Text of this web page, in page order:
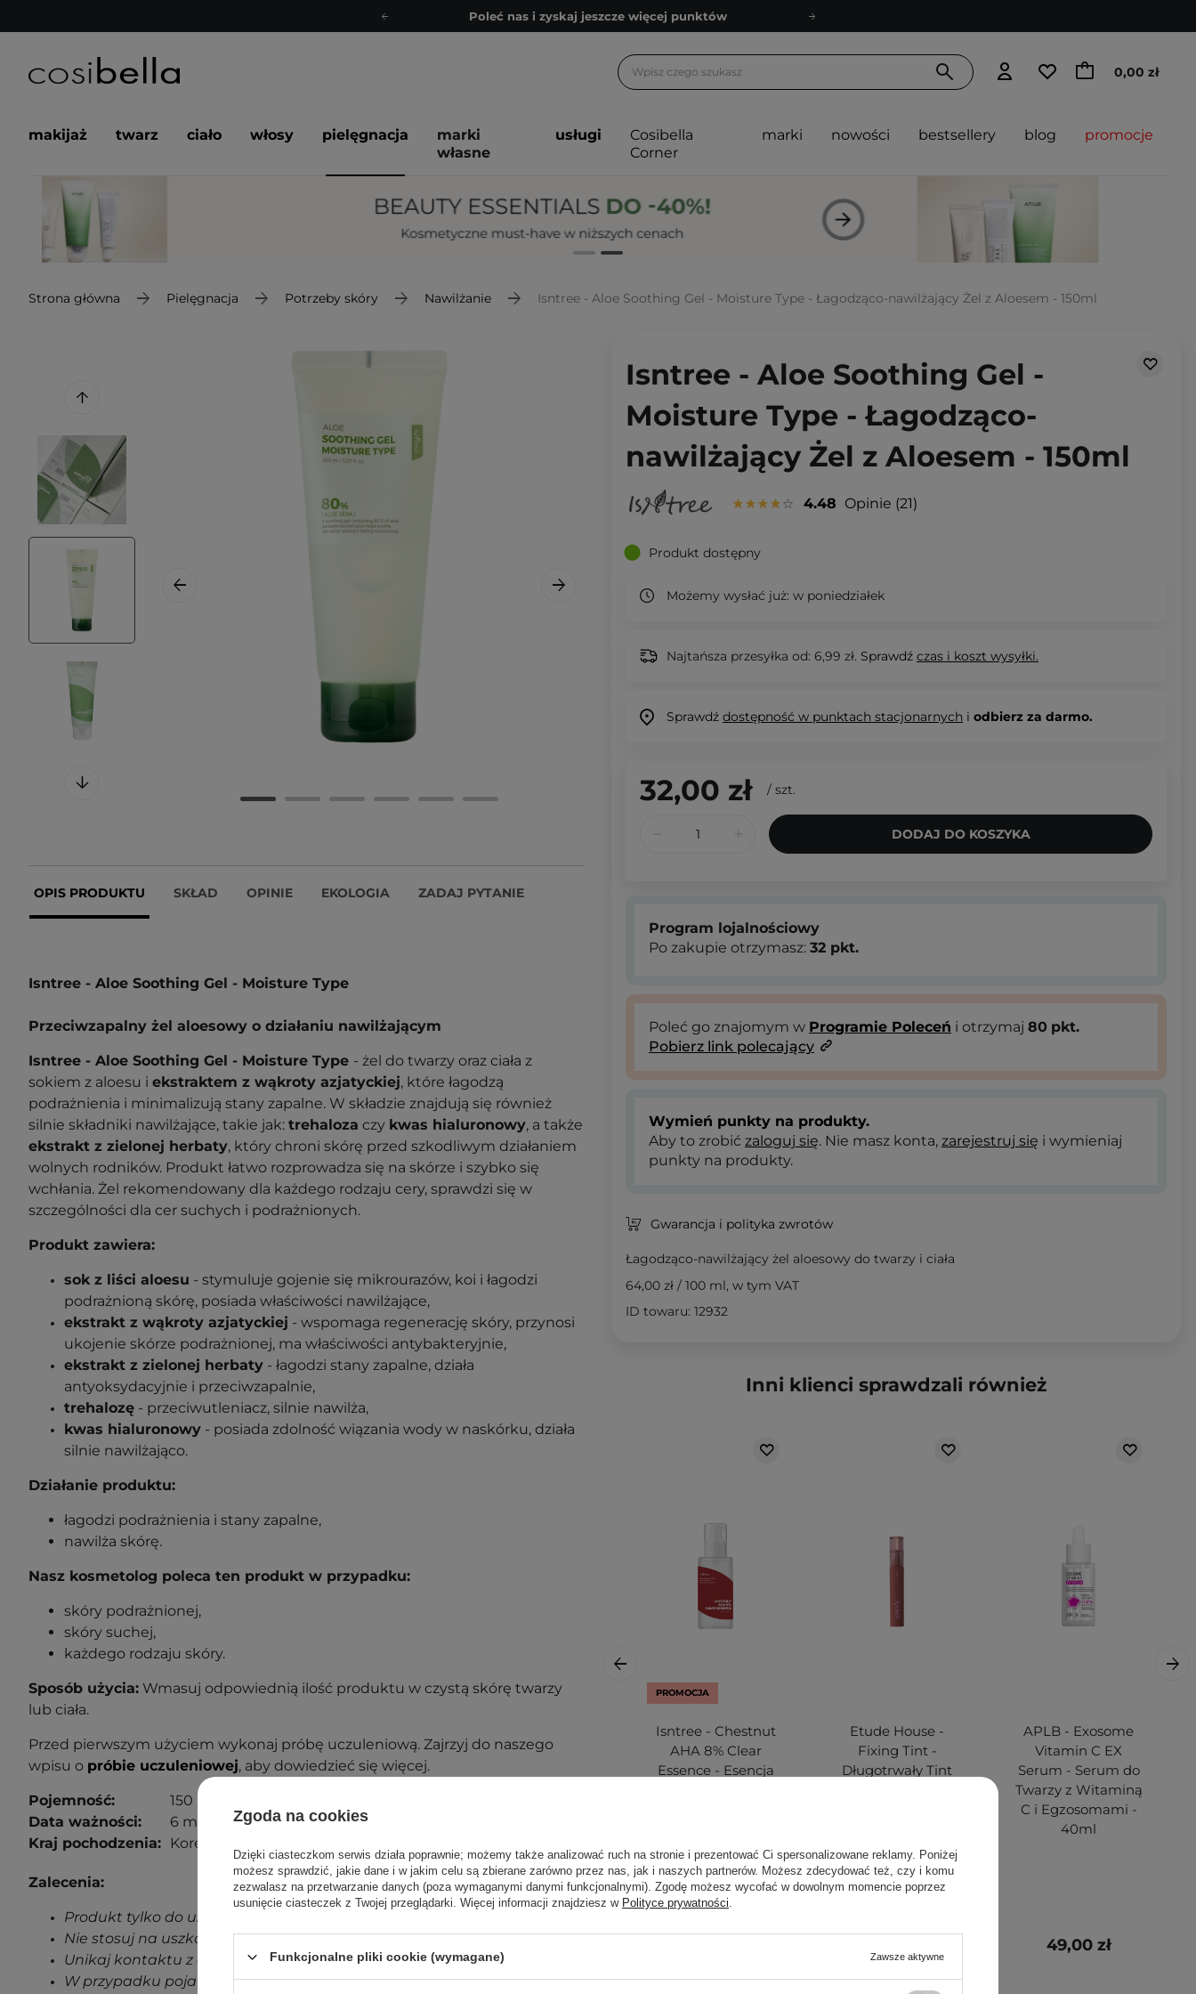
Poleć nas i zyskaj jeszcze więcej punktów
Bezpłatne konsultacje kosmetologiczne
Poleć nas i zyskaj jeszcze więcej punktów
0,00 zł
makijaż twarz ciało włosy pielęgnacja
marki
własne
usługi
Cosibella
Corner
marki nowości bestsellery blog promocje
Strona główna Pielęgnacja Potrzeby skóry Nawilżanie Isntree - Aloe Soothing Gel - Moisture Type - Łagodząco-nawilżający Żel z Aloesem - 150ml
OPIS PRODUKTU SKŁAD OPINIE EKOLOGIA ZADAJ PYTANIE
Isntree - Aloe Soothing Gel - Moisture Type
Przeciwzapalny żel aloesowy o działaniu nawilżającym
Isntree - Aloe Soothing Gel - Moisture Type - żel do twarzy oraz ciała z
sokiem z aloesu i ekstraktem z wąkroty azjatyckiej, które łagodzą
podrażnienia i minimalizują stany zapalne. W składzie znajdują się również
silnie składniki nawilżające, takie jak: trehaloza czy kwas hialuronowy, a także
ekstrakt z zielonej herbaty, który chroni skórę przed szkodliwym działaniem
wolnych rodników. Produkt łatwo rozprowadza się na skórze i szybko się
wchłania. Żel rekomendowany dla każdego rodzaju cery, sprawdzi się w
szczególności dla cer suchych i podrażnionych.
Produkt zawiera:
sok z liści aloesu - stymuluje gojenie się mikrourazów, koi i łagodzi
podrażnioną skórę, posiada właściwości nawilżające,
ekstrakt z wąkroty azjatyckiej - wspomaga regenerację skóry, przynosi
ukojenie skórze podrażnionej, ma właściwości antybakteryjnie,
ekstrakt z zielonej herbaty - łagodzi stany zapalne, działa
antyoksydacyjnie i przeciwzapalnie,
trehalozę - przeciwutleniacz, silnie nawilża,
kwas hialuronowy - posiada zdolność wiązania wody w naskórku, działa
silnie nawilżająco.
Działanie produktu:
łagodzi podrażnienia i stany zapalne,
nawilża skórę.
Nasz kosmetolog poleca ten produkt w przypadku:
skóry podrażnionej,
skóry suchej,
każdego rodzaju skóry.
Sposób użycia: Wmasuj odpowiednią ilość produktu w czystą skórę twarzy
lub ciała.
Przed pierwszym użyciem wykonaj próbę uczuleniową. Zajrzyj do naszego
wpisu o próbie uczuleniowej, aby dowiedzieć się więcej.
Pojemność:
150 ml
Data ważności:
6 miesięcy od otwarcia.
Kraj pochodzenia:
Korea Południowa.
Zalecenia:
Produkt tylko do użytku zewnętrznego.
Nie stosuj na uszkodzoną skórę.
Unikaj kontaktu z oczami.
W przypadku pojawienia się jakichkolwiek oznak podrażnienia,
Isntree - Aloe Soothing Gel -
Moisture Type - Łagodząco-
nawilżający Żel z Aloesem - 150ml
4.48 Opinie 21
Produkt dostępny
Możemy wysłać już: w poniedziałek
Najtańsza przesyłka od: 6,99 zł. Sprawdź czas i koszt wysyłki.
Sprawdź dostępność w punktach stacjonarnych i odbierz za darmo.
32,00 zł / szt.
DODAJ DO KOSZYKA
Program lojalnościowy
Po zakupie otrzymasz: 32 pkt.
Poleć go znajomym w Programie Poleceń i otrzymaj 80 pkt.
Pobierz link polecający
Wymień punkty na produkty.
Aby to zrobić zaloguj się. Nie masz konta, zarejestruj się i wymieniaj
punkty na produkty.
Gwarancja i polityka zwrotów
Łagodząco-nawilżający żel aloesowy do twarzy i ciała
64,00 zł / 100 ml, w tym VAT
ID towaru: 12932
Inni klienci sprawdzali również
PROMOCJA
Isntree - Chestnut
AHA 8% Clear
Essence - Esencja
Glikolowym -
100ml
Etude House -
Fixing Tint -
Długotrwały Tint
APLB - Exosome
Vitamin C EX
Serum - Serum do
Twarzy z Witaminą
C i Egzosomami -
40ml
49,00 zł
Zgoda na cookies
Dzięki ciasteczkom serwis działa poprawnie; możemy także analizować ruch na stronie i prezentować Ci spersonalizowane reklamy. Poniżej
możesz sprawdzić, jakie dane i w jakim celu są zbierane zarówno przez nas, jak i naszych partnerów. Możesz zdecydować też, czy i komu
zezwalasz na przetwarzanie danych (poza wymaganymi danymi funkcjonalnymi). Zgodę możesz wycofać w dowolnym momencie poprzez
usunięcie ciasteczek z Twojej przeglądarki. Więcej informacji znajdziesz w Polityce prywatności.
Funkcjonalne pliki cookie (wymagane) Zawsze aktywne